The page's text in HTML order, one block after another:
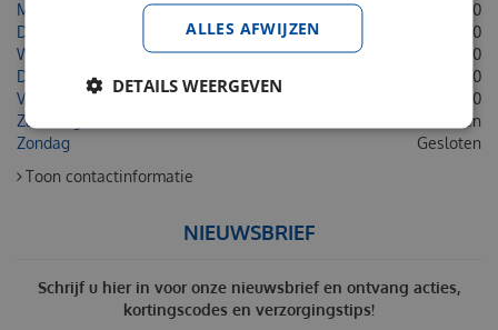
Maandag
08:30 - 18:00
Dinsdag
08:30 - 18:00
Woensdag
08:30 - 18:00
Donderdag
08:30 - 18:00
Vrijdag
08:30 - 18:00
Zaterdag
Gesloten
Zondag
Gesloten
Toon contactinformatie
NIEUWSBRIEF
Schrijf u hier in voor onze nieuwsbrief en ontvang acties,
kortingscodes en verzorgingstips!
ALLES AFWIJZEN
DETAILS WEERGEVEN